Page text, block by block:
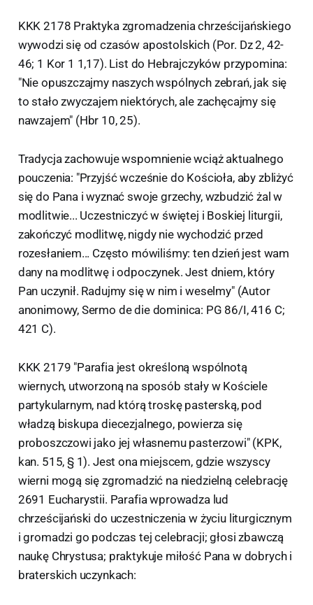
KKK 2178 Praktyka zgromadzenia chrześcijańskiego
wywodzi się od czasów apostolskich (Por. Dz 2, 42-
46; 1 Kor 1 1,17). List do Hebrajczyków przypomina:
"Nie opuszczajmy naszych wspólnych zebrań, jak się
to stało zwyczajem niektórych, ale zachęcajmy się
nawzajem" (Hbr 10, 25).
Tradycja zachowuje wspomnienie wciąż aktualnego
pouczenia: "Przyjść wcześnie do Kościoła, aby zbliżyć
się do Pana i wyznać swoje grzechy, wzbudzić żal w
modlitwie... Uczestniczyć w świętej i Boskiej liturgii,
zakończyć modlitwę, nigdy nie wychodzić przed
rozesłaniem... Często mówiliśmy: ten dzień jest wam
dany na modlitwę i odpoczynek. Jest dniem, który
Pan uczynił. Radujmy się w nim i weselmy" (Autor
anonimowy, Sermo de die dominica: PG 86/I, 416 C;
421 C).
KKK 2179 "Parafia jest określoną wspólnotą
wiernych, utworzoną na sposób stały w Kościele
partykularnym, nad którą troskę pasterską, pod
władzą biskupa diecezjalnego, powierza się
proboszczowi jako jej własnemu pasterzowi" (KPK,
kan. 515, § 1). Jest ona miejscem, gdzie wszyscy
wierni mogą się zgromadzić na niedzielną celebrację
2691 Eucharystii. Parafia wprowadza lud
chrześcijański do uczestniczenia w życiu liturgicznym
i gromadzi go podczas tej celebracji; głosi zbawczą
naukę Chrystusa; praktykuje miłość Pana w dobrych i
braterskich uczynkach: